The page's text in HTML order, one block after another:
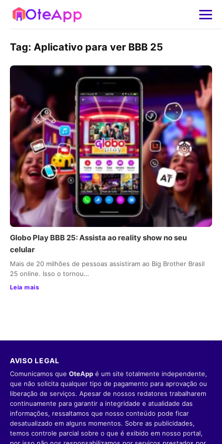
Tag: Aplicativo para ver BBB 25
Globo Play BBB 25: Assista ao reality show no seu
celular
Mais de 20 milhões de pessoas assistiram ao Big Brother Brasil
25 online. Isso o tornou…
Leia mais
AVISO LEGAL
Comunicamos que OteApp é um site totalmente independente,
que não solicita qualquer tipo de pagamento para aprovação ou
liberação de serviços. Apesar de nossos redatores trabalharem
continuamente para garantir a integridade e atualidade das
informações, ressaltamos que nosso conteúdo pode ficar
desatualizado em alguns momentos. Sobre as publicidades,
temos controle parcial sobre o que é exibido em nosso portal,